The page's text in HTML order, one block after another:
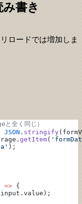
み書き
ロードでは増加しま
全く同じ）
JSON . stringify
getItem(
);
=> {